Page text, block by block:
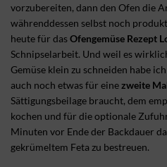
vorzubereiten, dann den Ofen die
währenddessen selbst noch
heute für dasOfengemüse Rezept
Schnipselarbeit. Und weil es
Gemüse klein zu schneiden habe
auch noch etwas für einezweite
Sättigungsbeilage braucht, dem
kochen und für die optionale
Minuten vor Ende der Backdauer
gekrümeltem Feta zu bestreuen.